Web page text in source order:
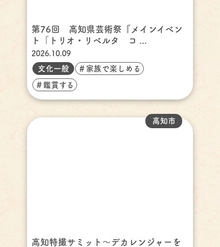
第76回 高知県芸術祭『メインイベン
ト「トリオ・リベルタ コ ...
2026.10.09
文化一般
＃家族で楽しめる
＃鑑賞する
高知特撮サミット～デカレンジャーを
高知市